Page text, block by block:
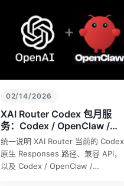
02/14/2026
XAI Router Codex 包月服
务：Codex / OpenClaw /
OpenCode 接入
统一说明 XAI Router 当前的 Codex
原生 Responses 路径、兼容 API，
以及 Codex / OpenClaw /